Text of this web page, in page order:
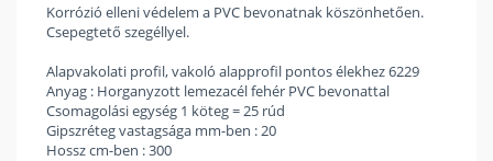
Korrózió elleni védelem a PVC bevonatnak köszönhetően.
Csepegtető szegéllyel.
Alapvakolati profil, vakoló alapprofil pontos élekhez 6229
Anyag : Horganyzott lemezacél fehér PVC bevonattal
Csomagolási egység 1 köteg = 25 rúd
Gipszréteg vastagsága mm-ben : 20
Hossz cm-ben : 300